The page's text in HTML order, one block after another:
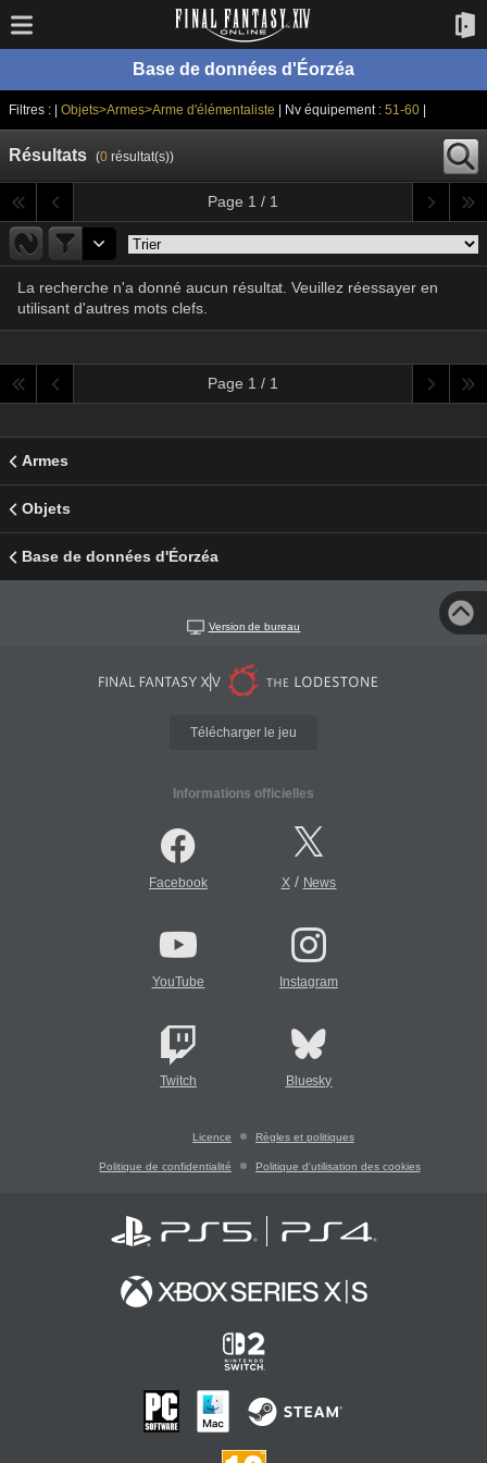
Base de données d'Éorzéa
Filtres : | Objets>Armes>Arme d'élémentaliste | Nv équipement :51-60
Résultats (0résultat(s))
Page 1 / 1
La recherche n'a donné aucun résultat. Veuillez réessayer en
utilisant d'autres mots clefs.
Page 1 / 1
Armes
Objets
Base de données d'Éorzéa
Version de bureau
Télécharger le jeu
Informations officielles
Facebook X/ News
YouTube Instagram
Twitch Bluesky
Licence Règles et politiques
Politique de confidentialité Politique d'utilisation des cookies